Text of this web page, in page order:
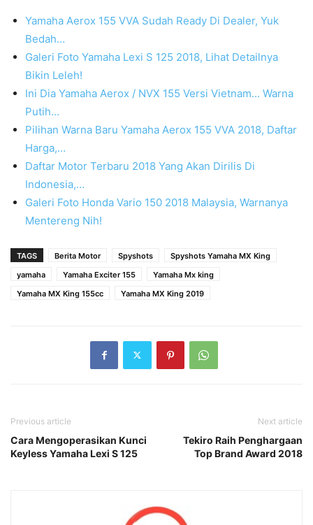
Yamaha Aerox 155 VVA Sudah Ready Di Dealer, Yuk
Bedah…
Galeri Foto Yamaha Lexi S 125 2018, Lihat Detailnya
Bikin Leleh!
Ini Dia Yamaha Aerox / NVX 155 Versi Vietnam... Warna
Putih…
Pilihan Warna Baru Yamaha Aerox 155 VVA 2018, Daftar
Harga,…
Daftar Motor Terbaru 2018 Yang Akan Dirilis Di
Indonesia,…
Galeri Foto Honda Vario 150 2018 Malaysia, Warnanya
Mentereng Nih!
TAGS Berita Motor Spyshots
Spyshots Yamaha MX King
yamaha
Yamaha Exciter 155
Yamaha Mx king
Yamaha MX King 155cc
Yamaha MX King 2019
Previous article
Cara Mengoperasikan Kunci
Keyless Yamaha Lexi S 125
Next article
Tekiro Raih Penghargaan
Top Brand Award 2018